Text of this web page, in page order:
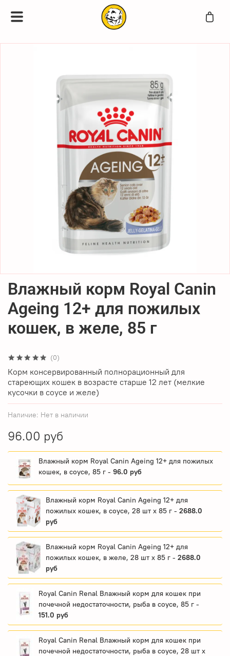
(0)
Наличие: Нет в наличии
Влажный корм Royal Canin
Ageing 12+ для пожилых
кошек, в желе, 85 г
96.00 руб
Влажный корм Royal Canin Ageing 12+ для пожилых
кошек, в соусе, 85 г - 96.0 руб
Влажный корм Royal Canin Ageing 12+ для
пожилых кошек, в соусе, 28 шт x 85 г - 2688.0
руб
Влажный корм Royal Canin Ageing 12+ для
пожилых кошек, в желе, 28 шт x 85 г - 2688.0
руб
Royal Canin Renal Влажный корм для кошек при
почечной недостаточности, рыба в соусе, 85 г -
151.0 руб
Royal Canin Renal Влажный корм для кошек при
почечной недостаточности, рыба в соусе, 28 шт x
Корм консервированный полнорационный для
стареющих кошек в возрасте старше 12 лет (мелкие
кусочки в соусе и желе)